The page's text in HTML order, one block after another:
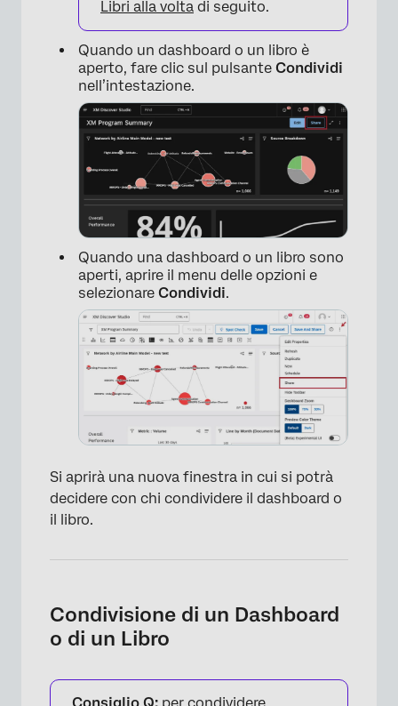
×
Libri alla volta di seguito.
Quando un dashboard o un libro è
aperto, fare clic sul pulsante Condividi
nell’intestazione.
Quando una dashboard o un libro sono
aperti, aprire il menu delle opzioni e
selezionare Condividi.
Si aprirà una nuova finestra in cui si potrà
decidere con chi condividere il dashboard o
il libro.
Condivisione di un Dashboard
o di un Libro